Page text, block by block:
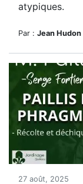
atypiques.
Par : Jean Hudon
27 août, 2025